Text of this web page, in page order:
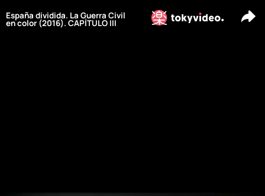
España dividida. La Guerra Civil
en color (2016). CAPÍTULO III